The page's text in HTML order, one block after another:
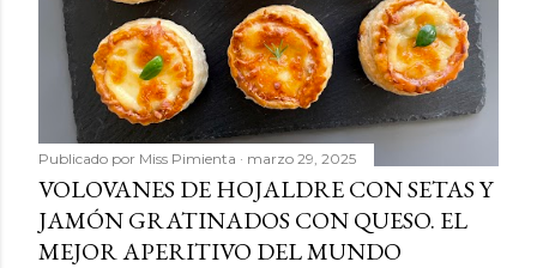
Publicado por Miss Pimienta marzo 29, 2025
VOLOVANES DE HOJALDRE CON SETAS Y
JAMÓN GRATINADOS CON QUESO. EL
MEJOR APERITIVO DEL MUNDO